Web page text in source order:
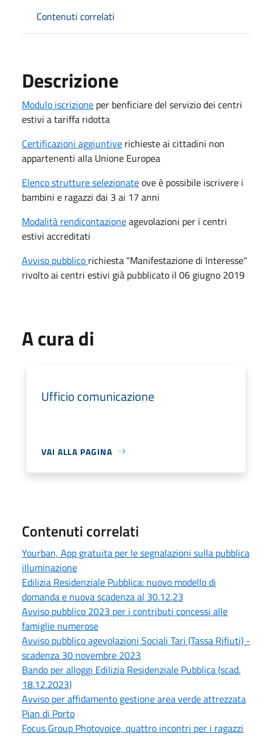
Contenuti correlati
Descrizione
Modulo iscrizione per benficiare del servizio dei centri
estivi a tariffa ridotta
Certificazioni aggiuntive richieste ai cittadini non
appartenenti alla Unione Europea
Elenco strutture selezionateove è possibile iscrivere i
bambini e ragazzi dai 3 ai 17 anni
Modalità rendicontazioneagevolazioni per i centri
estivi accreditati
Avviso pubblico richiesta "Manifestazione di Interesse"
rivolto ai centri estivi già pubblicato il 06 giugno 2019
A cura di
Ufficio comunicazione
VAI ALLA PAGINA
Contenuti correlati
Yourban, App gratuita per le segnalazioni sulla pubblica
illuminazione
Edilizia Residenziale Pubblica: nuovo modello di
domanda e nuova scadenza al 30.12.23
Avviso pubblico 2023 per i contributi concessi alle
famiglie numerose
Avviso pubblico agevolazioni Sociali Tari (Tassa Rifiuti) -
scadenza 30 novembre 2023
Bando per alloggi Edilizia Residenziale Pubblica (scad.
18.12.2023)
Avviso per affidamento gestione area verde attrezzata
Pian di Porto
Focus Group Photovoice, quattro incontri per i ragazzi